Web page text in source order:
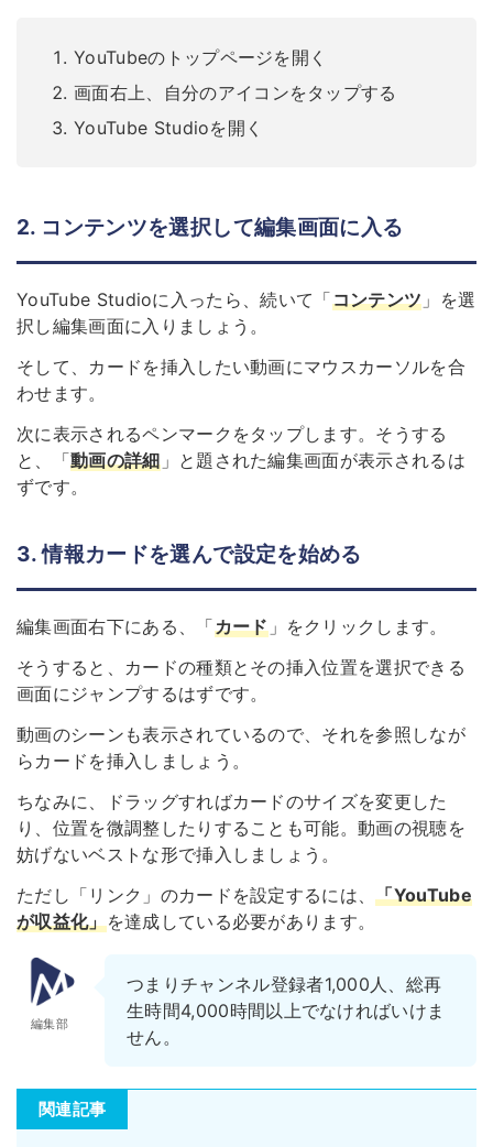
YouTubeのトップページを開く
画面右上、自分のアイコンをタップする
YouTube Studioを開く
2. コンテンツを選択して編集画面に入る
YouTube Studioに入ったら、続いて「コンテンツ 」を選
択し編集画面に入りましょう。
そして、カードを挿入したい動画にマウスカーソルを合
わせます。
次に表示されるペンマークをタップします。そうする
と、「動画の詳細」と題された編集画面が表示されるは
ずです。
3. 情報カードを選んで設定を始める
編集画面右下にある、「カード」をクリックします。
そうすると、カードの種類とその挿入位置を選択できる
画面にジャンプするはずです。
動画のシーンも表示されているので、それを参照しなが
らカードを挿入しましょう。
ちなみに、ドラッグすればカードのサイズを変更した
り、位置を微調整したりすることも可能。動画の視聴を
妨げないベストな形で挿入しましょう。
ただし「リンク」のカードを設定するには、「YouTube
が収益化」を達成している必要があります。
編集部
つまりチャンネル登録者1,000人、総再
生時間4,000時間以上でなければいけま
せん。
関連記事